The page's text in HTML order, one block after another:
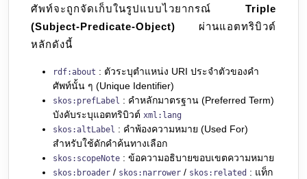
ศัพท์จะถูกจัดเก็บในรูปแบบไวยากรณ์ Triple
(Subject-Predicate-Object) ผ่านแอตทริบิวต์
หลักดังนี้
rdf:about : ตัวระบุตำแหน่ง URI ประจำตัวของคำ
ศัพท์นั้น ๆ (Unique Identifier)
skos:prefLabel : คำหลักมาตรฐาน (Preferred Term)
บังคับระบุแอตทริบิวต์ xml:lang
skos:altLabel : คำพ้องความหมาย (Used For)
สำหรับใช้ดักคำค้นทางเลือก
skos:scopeNote : ข้อความอธิบายขอบเขตความหมาย
skos:broader / skos:narrower / skos:related : แท็ก